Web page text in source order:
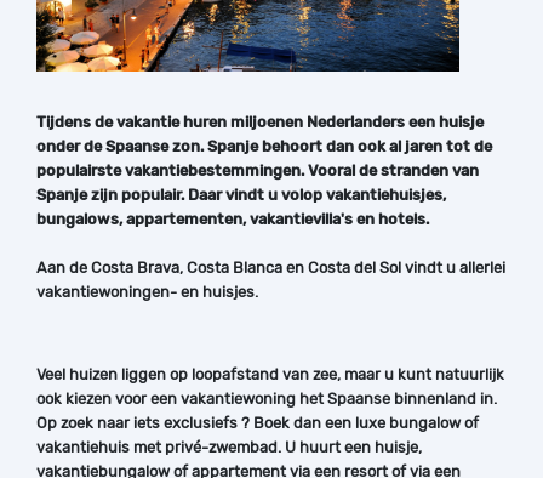
Tijdens de vakantie huren miljoenen Nederlanders een huisje
onder de Spaanse zon. Spanje behoort dan ook al jaren tot de
populairste vakantiebestemmingen. Vooral de stranden van
Spanje zijn populair. Daar vindt u volop vakantiehuisjes,
bungalows, appartementen, vakantievilla's en hotels.
Aan de Costa Brava, Costa Blanca en Costa del Sol vindt u allerlei
vakantiewoningen- en huisjes.
Veel huizen liggen op loopafstand van zee, maar u kunt natuurlijk
ook kiezen voor een vakantiewoning het Spaanse binnenland in.
Op zoek naar iets exclusiefs ? Boek dan een luxe bungalow of
vakantiehuis met privé-zwembad. U huurt een huisje,
vakantiebungalow of appartement via een resort of via een